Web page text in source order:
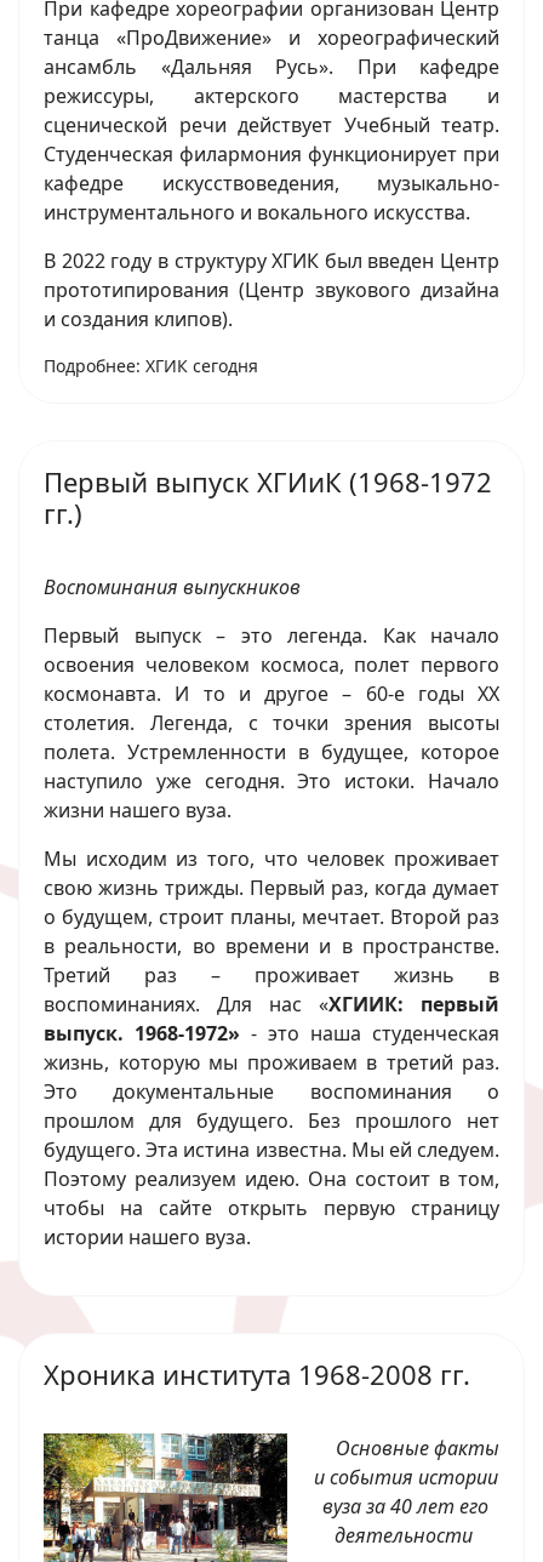
При кафедре хореографии организован Центр
танца «ПроДвижение» и хореографический
ансамбль «Дальняя Русь». При кафедре
режиссуры, актерского мастерства и
сценической речи действует Учебный театр.
Студенческая филармония функционирует при
кафедре искусствоведения, музыкально-
инструментального и вокального искусства.
В 2022 году в структуру ХГИК был введен Центр
прототипирования (Центр звукового дизайна
и создания клипов).
Подробнее: ХГИК сегодня
Первый выпуск ХГИиК (1968-1972
гг.)
Воспоминания выпускников
Первый выпуск – это легенда. Как начало
освоения человеком космоса, полет первого
космонавта. И то и другое – 60-е годы XX
столетия. Легенда, с точки зрения высоты
полета. Устремленности в будущее, которое
наступило уже сегодня. Это истоки. Начало
жизни нашего вуза.
Мы исходим из того, что человек проживает
свою жизнь трижды. Первый раз, когда думает
о будущем, строит планы, мечтает. Второй раз
в реальности, во времени и в пространстве.
Третий раз – проживает жизнь в
воспоминаниях. Для нас «ХГИИК: первый
выпуск. 1968-1972» - это наша студенческая
жизнь, которую мы проживаем в третий раз.
Это документальные воспоминания о
прошлом для будущего. Без прошлого нет
будущего. Эта истина известна. Мы ей следуем.
Поэтому реализуем идею. Она состоит в том,
чтобы на сайте открыть первую страницу
истории нашего вуза.
Хроника института 1968-2008 гг.
Основные факты
и события истории
вуза за 40 лет его
деятельности